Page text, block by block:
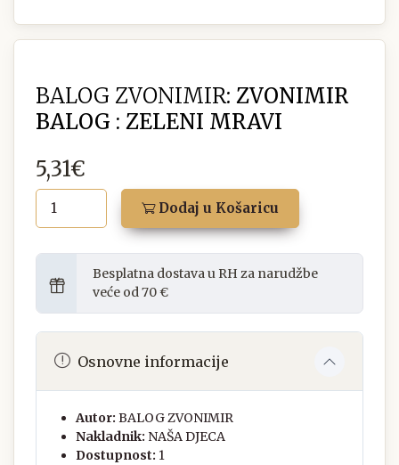
BALOG ZVONIMIR: ZVONIMIR
BALOG : ZELENI MRAVI
5,31€
Dodaj u Košaricu
Besplatna dostava u RH za narudžbe
veće od 70 €
Osnovne informacije
Autor: BALOG ZVONIMIR
Nakladnik: NAŠA DJECA
Dostupnost: 1